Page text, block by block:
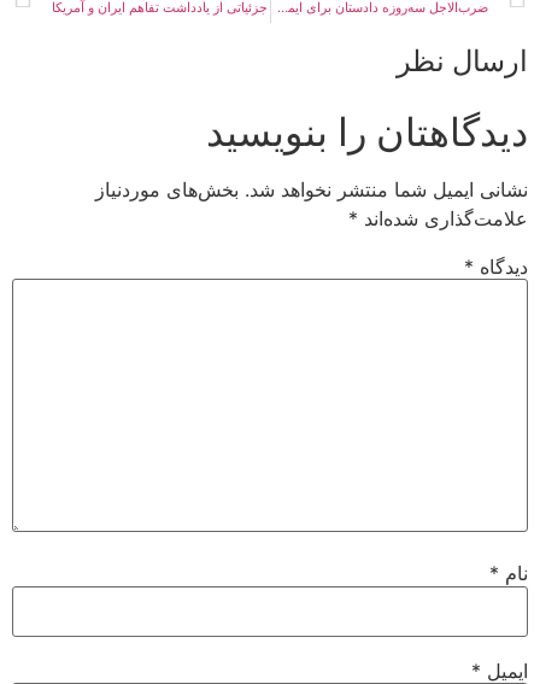
ضرب‌الاجل سه‌روزه دادستان برای ایمن‌سازی محور کلاردشت-مرزن‌آباد جزئیاتی از یادداشت تفاهم ایران و آمریکا
ارسال نظر
دیدگاهتان را بنویسید
نشانی ایمیل شما منتشر نخواهد شد. بخش‌های موردنیاز
علامت‌گذاری شده‌اند *
دیدگاه *
نام *
ایمیل *